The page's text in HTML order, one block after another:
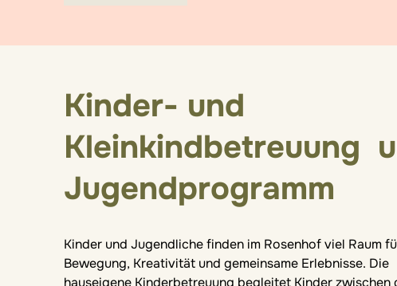
Kinder- und
Kleinkindbetreuung
Jugendprogramm
Kinder und Jugendliche finden im Rosenhof viel Raum
Bewegung, Kreativität und gemeinsame Erlebnisse. Die
hauseigene Kinderbetreuung begleitet Kinder zwischen